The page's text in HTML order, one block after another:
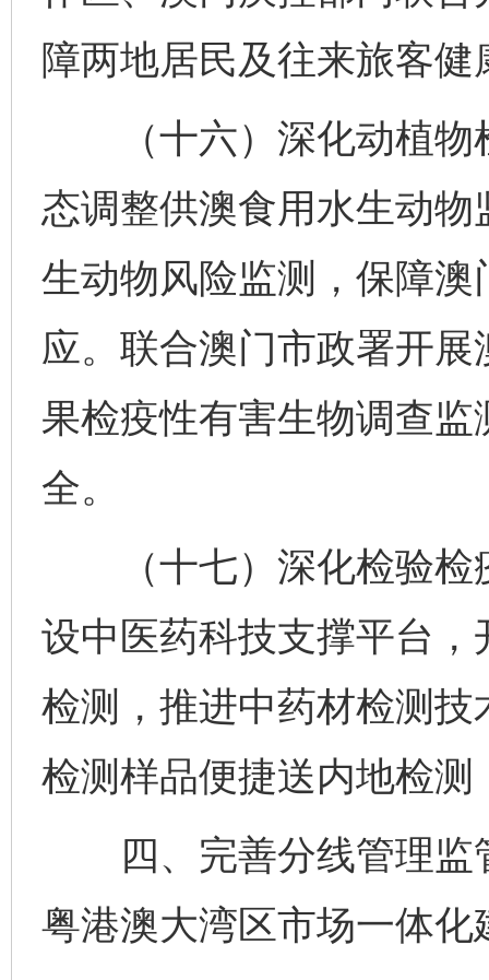
障两地居民及往来旅客健
（十六）深化动植物
态调整供澳食用水生动
生动物风险监测，保障
应。联合澳门市政署开
果检疫性有害生物调查
全。
（十七）深化检验检
设中医药科技支撑平台
检测，推进中药材检测
检测样品便捷送内地检
四、完善分线管理监
粤港澳大湾区市场一体化